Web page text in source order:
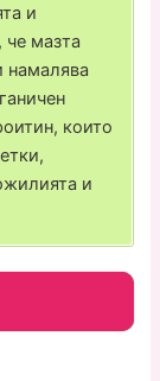
и
мазта
намалява
които
и